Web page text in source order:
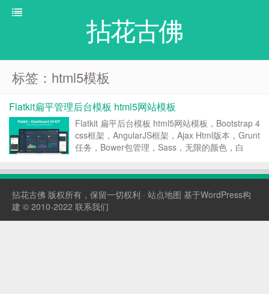
拈花古佛
标签：html5模板
Flatkit扁平管理后台模板 html5网站模板
Flatkit 扁平后台模板 html5网站模板，Bootstrap 4
css框架，AngularJS框架，Ajax Html版本，Grunt
任务，Bower包管理，Sass，无限的颜色，白
提供说明文档等。 Flatkit h...
拈花古佛 版权所有，保留一切权利 · 站点地图 基于WordPress构
建 © 2010-2022 联系我们